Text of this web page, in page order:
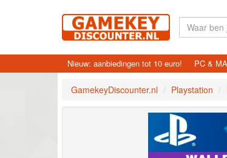
Nieuw: aanbiedingen tot 10 euro! PC &
GamekeyDiscounter.nl Playstation